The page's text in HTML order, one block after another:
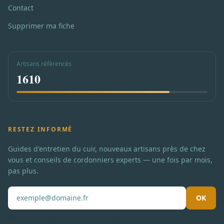
Contact
Supprimer ma fiche
Artisans référencés
1610
RESTEZ INFORMÉ
Guides d'entretien du cuir, nouveaux artisans près de chez
vous et conseils de cordonniers experts — une fois par mois,
pas plus.
OK